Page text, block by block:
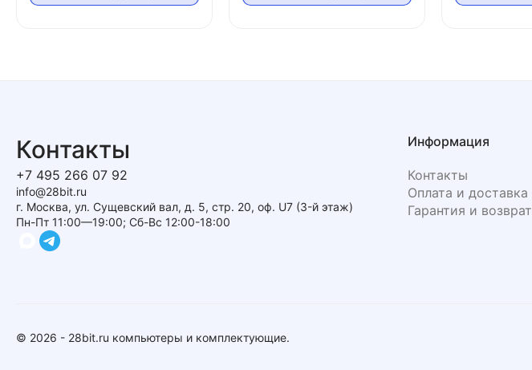
Контакты
+7 495 266 07 92
info@28bit.ru
г. Москва, ул. Сущевский вал, д. 5, стр. 20, оф. U7 (3-й этаж)
Пн-Пт 11:00—19:00; Сб-Вс 12:00-18:00
Информация
Контакты
Оплата и доставка
Гарантия и возврат
© 2026 - 28bit.ru компьютеры и комплектующие.